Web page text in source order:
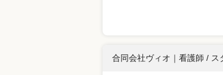
合同会社ヴィオ ｜ 看護師 / ス